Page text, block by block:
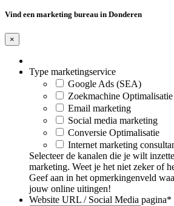
Vind een marketing bureau in Donderen
×
Type marketingservice
Google Ads (SEA)
Zoekmachine
Email marketing
Social media marketing
Conversie Optimalisatie
Internet marketing
Selecteer de kanalen die je wilt
marketing. Weet je het niet zeker of
Geef aan in het opmerkingenveld
jouw online uitingen!
Website URL / Social Media pagina*